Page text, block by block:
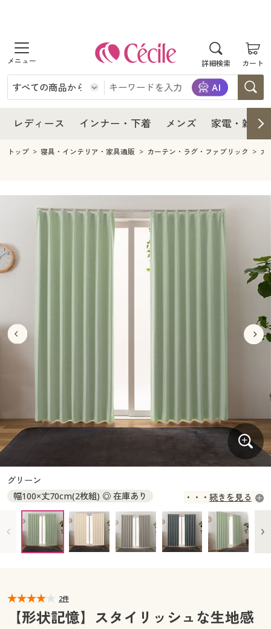
詳細検索 カート
商品を探す
レディース
レディースファッション
インナー・下着
インナー・下着通販すべて
メンズ下着
ジュニア・ティーンズ下着
メンズ
メンズファッション
メンズ下着
家電・雑貨すべて
家電
寝具・インテリア・家具
寝具・インテリア・家具通販すべて
美容・健康
大きいサイズ レディース下着
大きいサイズ 事務・制服
シークレットセール
商品カテゴリ一覧
カタログ・チラシからのご注文
デジタルカタログ
カタログ無料プレゼント
マイページ
レディース インナー・下着 メンズ 家電・雑貨
レディース
レディース通販すべて
レディースファッション
インナー・下着
インナー・下着通販すべて
ジュニア・ティーンズ下着
メンズ
メンズ下着
寝具・インテリア・家具通販すべて
美容・健康
制服・スクール
ジュニア・ティーンズ下着
大きいサイズ レディース服
バーゲンセール
詳細検索
カタログ・チラシからのご注文
カタログ無料プレゼント
会員メニュー
閲覧履歴
トップ 寝具・インテリア・家具通販 カーテン・ラグ・ファブリック カ
グリーン
幅100×丈70cm(2枚組) ◎ 在庫あり
幅100×丈75cm(2枚組) ◎ 在庫あり
幅100×丈80cm(2枚組) ◎ 在庫あり
幅100×丈85cm(2枚組) ◎ 在庫あり
幅100×丈105cm(2枚組) ◎ 在庫あり
幅100×丈110cm(2枚組) ◎ 在庫あり
続きを見る
2件
【形状記憶】スタイリッシュな生地感